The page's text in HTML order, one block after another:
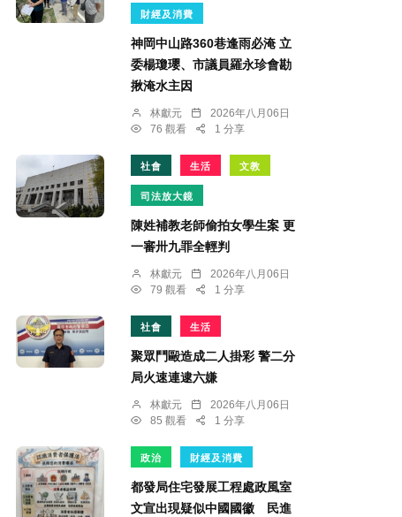
財經及消費
神岡中山路360巷逢雨必淹 立
委楊瓊瓔、市議員羅永珍會勘
揪淹水主因
林獻元
2026年八月06日
76 觀看
1 分享
社會 生活 文教
司法放大鏡
陳姓補教老師偷拍女學生案 更
一審卅九罪全輕判
林獻元
2026年八月06日
79 觀看
1 分享
社會 生活
聚眾鬥毆造成二人掛彩 警二分
局火速連逮六嫌
林獻元
2026年八月06日
85 觀看
1 分享
政治 財經及消費
都發局住宅發展工程處政風室
文宣出現疑似中國國徽 民進